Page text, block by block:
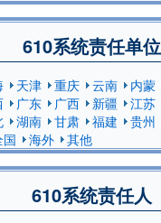
610系统责任单位
天津 重庆 云南 内蒙
广东 广西 新疆 江苏
湖南 甘肃 福建 贵州
国 海外 其他
610系统责任人